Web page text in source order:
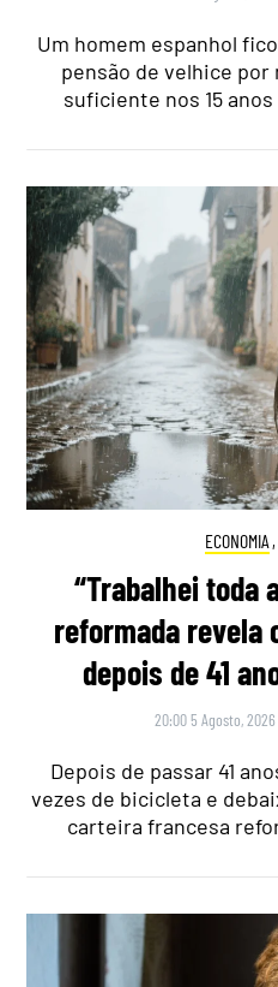
Um homem espanhol
pensão de velhice
suficiente nos 15
ECONOMIA ,
“Trabalhei toda
reformada revela
depois de 41
20:00 5 Agosto, 2026
Depois de passar 41
vezes de bicicleta e
carteira francesa